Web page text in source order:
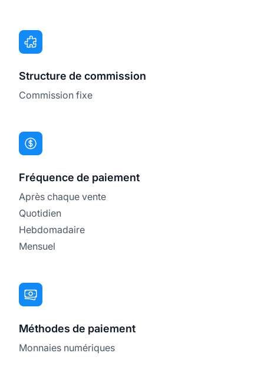
Structure de commission
Commission fixe
Fréquence de paiement
Après chaque vente
Quotidien
Hebdomadaire
Mensuel
Méthodes de paiement
Monnaies numériques